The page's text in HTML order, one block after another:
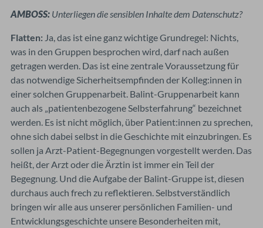
AMBOSS: Unterliegen die sensiblen Inhalte dem Datenschutz?
Flatten: Ja, das ist eine ganz wichtige Grundregel: Nichts,
was in den Gruppen besprochen wird, darf nach außen
getragen werden. Das ist eine zentrale Voraussetzung für
das notwendige Sicherheitsempfinden der Kolleg:innen in
einer solchen Gruppenarbeit. Balint-Gruppenarbeit kann
auch als „patientenbezogene Selbsterfahrung“ bezeichnet
werden. Es ist nicht möglich, über Patient:innen zu sprechen,
ohne sich dabei selbst in die Geschichte mit einzubringen. Es
sollen ja Arzt-Patient-Begegnungen vorgestellt werden. Das
heißt, der Arzt oder die Ärztin ist immer ein Teil der
Begegnung. Und die Aufgabe der Balint-Gruppe ist, diesen
durchaus auch frech zu reflektieren. Selbstverständlich
bringen wir alle aus unserer persönlichen Familien- und
Entwicklungsgeschichte unsere Besonderheiten mit,